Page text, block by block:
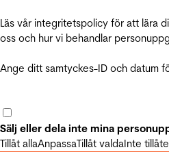
Läs vår integritetspolicy för att lära
oss och hur vi behandlar
Ange ditt samtyckes-ID och datum
Sälj eller dela inte mina
Tillåt allaAnpassaTillåt valdaInte